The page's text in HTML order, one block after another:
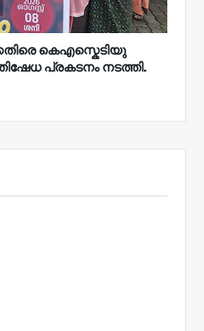
കെഎസ്കെടിയു
പ്രകടനം നടത്തി.